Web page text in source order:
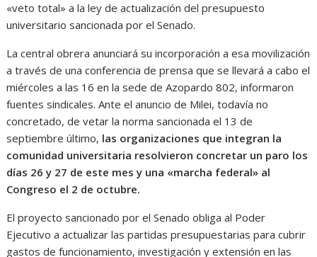
«veto total» a la ley de actualización del presupuesto
universitario sancionada por el Senado.
La central obrera anunciará su incorporación a esa movilización
a través de una conferencia de prensa que se llevará a cabo el
miércoles a las 16 en la sede de Azopardo 802, informaron
fuentes sindicales. Ante el anuncio de Milei, todavía no
concretado, de vetar la norma sancionada el 13 de
septiembre último, las organizaciones que integran la
comunidad universitaria resolvieron concretar un paro los
días 26 y 27 de este mes y una «marcha federal» al
Congreso el 2 de octubre.
El proyecto sancionado por el Senado obliga al Poder
Ejecutivo a actualizar las partidas presupuestarias para cubrir
gastos de funcionamiento, investigación y extensión en las